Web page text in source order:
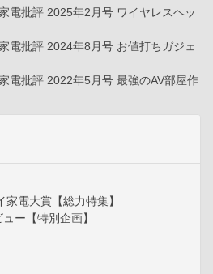
電批評 2025年2月号 ワイヤレスヘッ
電批評 2024年8月号 お値打ちガジェ
電批評 2022年5月号 最強のAV部屋作
電大賞【総力特集】
ー【特別企画】